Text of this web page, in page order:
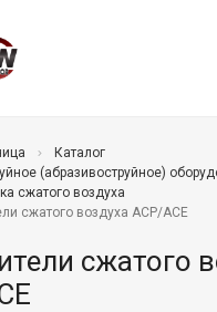
Каталог
(абразивоструйное)
сжатого воздуха
сжатого воздуха ACP/ACE
сжатого